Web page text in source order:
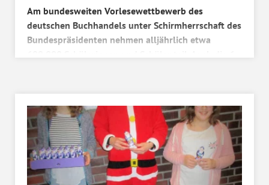
Am bundesweiten Vorlesewettbewerb des
deutschen Buchhandels unter Schirmherrschaft des
Bundespräsidenten nehmen alljährlich etwa